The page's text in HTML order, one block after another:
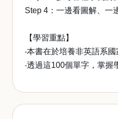
Step 4：一邊看圖解、一
【學習重點】
‧本書在於培養非英語系
‧透過這100個單字，掌握